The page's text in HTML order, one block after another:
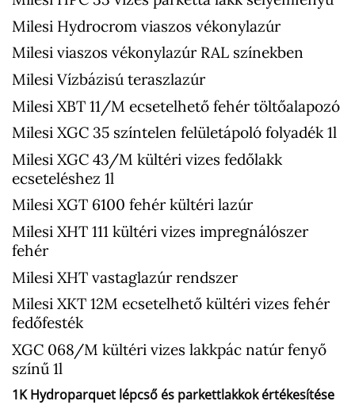
Milesi Hydrocrom viaszos vékonylazúr
Milesi viaszos vékonylazúr RAL színekben
Milesi Vízbázisú teraszlazúr
Milesi XBT 11/M ecsetelhető fehér töltőalapozó
Milesi XGC 35 színtelen felületápoló folyadék 1l
Milesi XGC 43/M kültéri vizes fedőlakk
ecseteléshez 1l
Milesi XGT 6100 fehér kültéri lazúr
Milesi XHT 111 kültéri vizes impregnálószer
fehér
Milesi XHT vastaglazúr rendszer
Milesi XKT 12M ecsetelhető kültéri vizes fehér
fedőfesték
XGC 068/M kültéri vizes lakkpác natúr fenyő
színű 1l
1K Hydroparquet lépcső és parkettlakkok értékesítése